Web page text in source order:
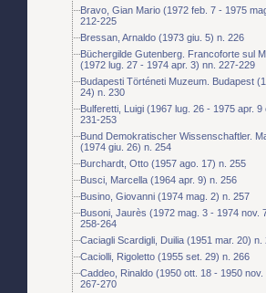
Bravo, Gian Mario (1972 feb. 7 - 1975
212-225
Bressan, Arnaldo (1973 giu. 5) n. 226
Büchergilde Gutenberg. Francoforte sul
(1972 lug. 27 - 1974 apr. 3) nn. 227-229
Budapesti Történeti Muzeum. Budapest
24) n. 230
Bulferetti, Luigi (1967 lug. 26 - 1975 apr. 9
231-253
Bund Demokratischer Wissenschaftler.
(1974 giu. 26) n. 254
Burchardt, Otto (1957 ago. 17) n. 255
Busci, Marcella (1964 apr. 9) n. 256
Busino, Giovanni (1974 mag. 2) n. 257
Busoni, Jaurès (1972 mag. 3 - 1974 nov.
258-264
Caciagli Scardigli, Duilia (1951 mar. 20) n.
Caciolli, Rigoletto (1955 set. 29) n. 266
Caddeo, Rinaldo (1950 ott. 18 - 1950 nov.
267-270